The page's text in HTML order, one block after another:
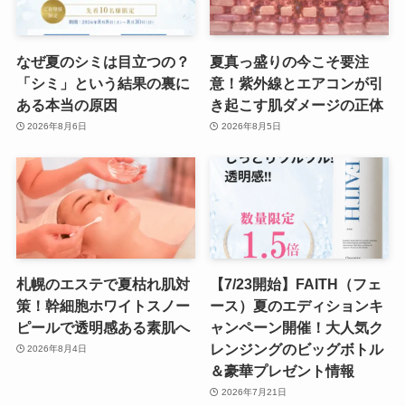
なぜ夏のシミは目立つの？
「シミ」という結果の裏に
ある本当の原因
2026年8月6日
夏真っ盛りの今こそ要注
意！紫外線とエアコンが引
き起こす肌ダメージの正体
2026年8月5日
札幌のエステで夏枯れ肌対
策！幹細胞ホワイトスノー
ピールで透明感ある素肌へ
2026年8月4日
【7/23開始】FAITH（フェ
ース）夏のエディションキ
ャンペーン開催！大人気ク
レンジングのビッグボトル
＆豪華プレゼント情報
2026年7月21日